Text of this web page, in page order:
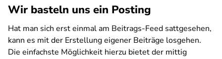
Wir basteln uns ein Posting
Hat man sich erst einmal am Beitrags-Feed sattgesehen,
kann es mit der Erstellung eigener Beiträge losgehen.
Die einfachste Möglichkeit hierzu bietet der mittig